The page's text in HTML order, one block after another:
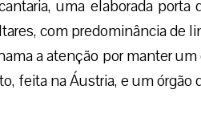
uma elaborada porta
com predominância de
a atenção por manter
feita na Áustria, e um